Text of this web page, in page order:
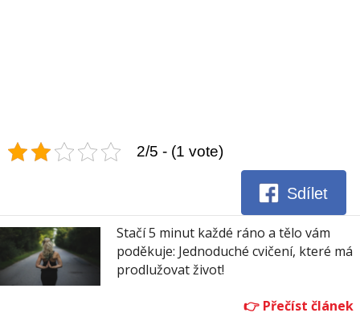
2/5 - (1 vote)
Sdílet
Stačí 5 minut každé ráno a tělo vám
poděkuje: Jednoduché cvičení, které má
prodlužovat život!